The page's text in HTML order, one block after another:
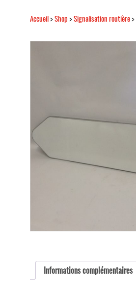
Accueil>Shop>Signalisation routière>
Informations complémentaires